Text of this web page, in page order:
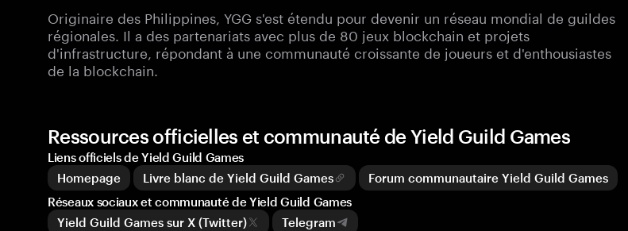
Originaire des Philippines, YGG s'est étendu pour devenir un réseau mondial de guildes
régionales. Il a des partenariats avec plus de 80 jeux blockchain et projets
d'infrastructure, répondant à une communauté croissante de joueurs et d'enthousiastes
de la blockchain.
Ressources officielles et communauté de Yield Guild Games
Liens officiels de Yield Guild Games
Homepage
Livre blanc de Yield Guild Games
Forum communautaire Yield Guild Games
Réseaux sociaux et communauté de Yield Guild Games
Yield Guild Games sur X (Twitter)
Telegram